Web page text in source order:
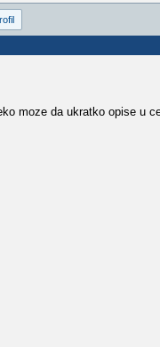
moze da ukratko opise u